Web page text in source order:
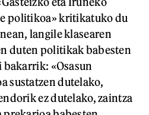
politikoa» kritikatuko du
langile klasearen
duten politikak babesten
«Osasun
sustatzen dutelako,
ez dutelako, zaintza